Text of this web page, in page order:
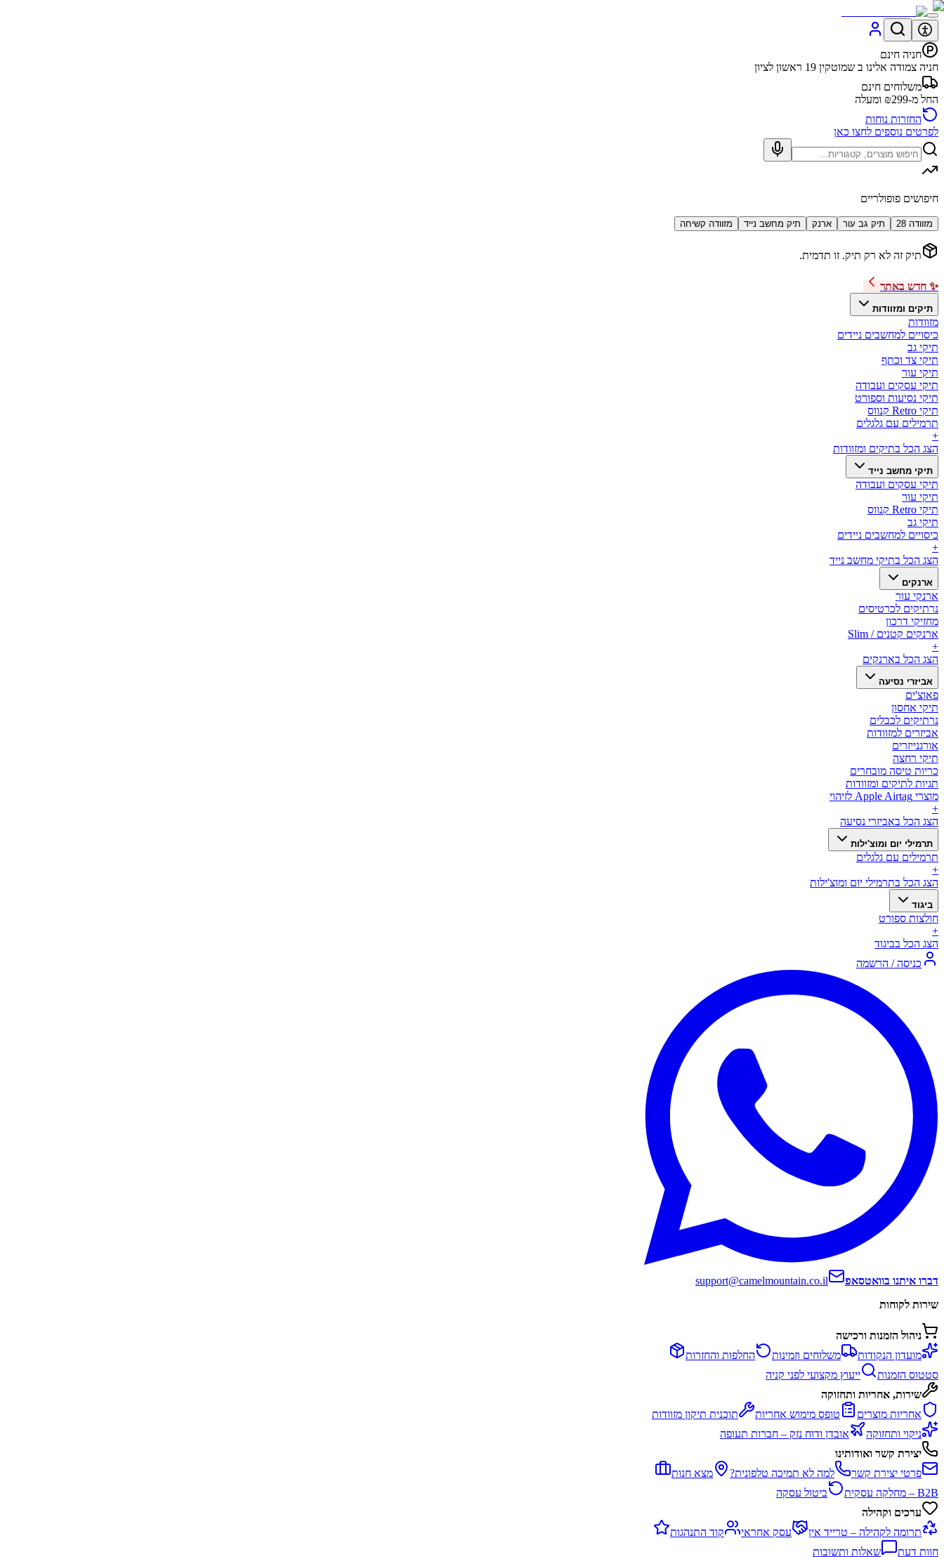
חניה חינם
חניה צמודה אלינו ב שמוטקין 19 ראשון לציון
משלוחים חינם
החל מ-₪299 ומעלה
החזרות נוחות
לפרטים נוספים לחצו כאן
חיפושים פופולריים
מזוודה 28 תיק גב עור ארנק תיק מחשב נייד מזוודה קשיחה
תיק זה לא רק תיק. זו תדמית.
✨ חדש באתר
תיקים ומזוודות
מזוודות
כיסויים למחשבים ניידים
תיקי גב
תיקי צד וכתף
תיקי עור
תיקי עסקים ועבודה
תיקי נסיעות וספורט
תיקי Retro קנווס
תרמילים עם גלגלים
+
הצג הכל בתיקים ומזוודות
תיקי מחשב נייד
תיקי עסקים ועבודה
תיקי עור
תיקי Retro קנווס
תיקי גב
כיסויים למחשבים ניידים
+
הצג הכל בתיקי מחשב נייד
ארנקים
ארנקי עור
נרתיקים לכרטיסים
מחזיקי דרכון
ארנקים קטנים / Slim
+
הצג הכל בארנקים
אביזרי נסיעה
פאוצ'ים
תיקי אחסון
נרתיקים לכבלים
אביזרים למזוודות
אורגנייזרים
תיקי רחצה
כריות טיסה מובחרים
תגיות לתיקים ומזוודות
מוצרי Apple Airtag לזיהוי
+
הצג הכל באביזרי נסיעה
תרמילי יום ומוצ'ילות
תרמילים עם גלגלים
+
הצג הכל בתרמילי יום ומוצ'ילות
ביגוד
חולצות ספורט
+
הצג הכל בביגוד
כניסה / הרשמה
דברו איתנו בוואטסאפ
support@camelmountain.co.il
שירות לקוחות
ניהול הזמנות ורכישה
מועדון הנקודות
משלוחים וזמינות
החלפות והחזרות
סטטוס הזמנות
ייעוץ מקצועי לפני קניה
שירות, אחריות ותחזוקה
אחריות מוצרים
טופס מימוש אחריות
תוכנית תיקון מזוודות
ניקוי ותחזוקה
אובדן ודוח נזק – חברות תעופה
יצירת קשר ואודותינו
פרטי יצירת קשר
למה לא תמיכה טלפונית?
מצא חנות
B2B – מחלקה עסקית
ביטול עסקה
ערכים וקהילה
תרומה לקהילה – טרייד אין
עסק אחראי
קוד התנהגות
חוות דעת
שאלות ותשובות